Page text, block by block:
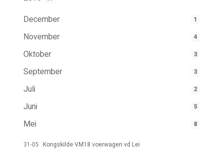
December 1
November 4
Oktober 3
September 3
Juli 2
Juni 5
Mei 8
31-05 Kongskilde VM18 voerwagen vd Lei